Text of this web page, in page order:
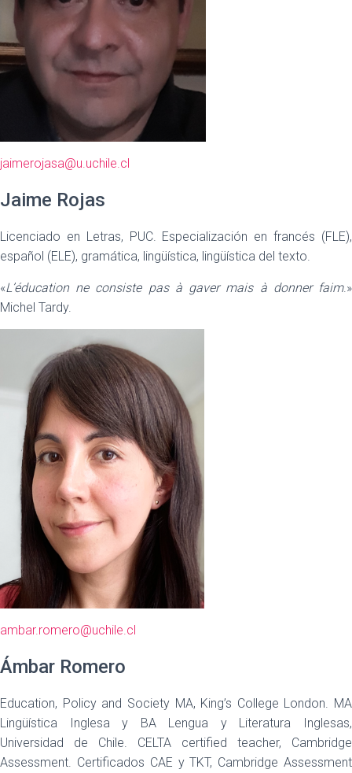
jaimerojasa@u.uchile.cl
Jaime Rojas
Licenciado en Letras, PUC. Especialización en francés (FLE),
español (ELE), gramática, lingüística, lingüística del texto.
«L’éducation ne consiste pas à gaver mais à donner faim.»
Michel Tardy.
ambar.romero@uchile.cl
Ámbar Romero
Education, Policy and Society MA, King’s College London. MA
Lingüística Inglesa y BA Lengua y Literatura Inglesas,
Universidad de Chile. CELTA certified teacher, Cambridge
Assessment. Certificados CAE y TKT, Cambridge Assessment